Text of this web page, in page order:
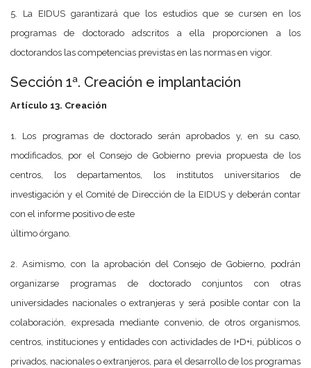
5. La EIDUS garantizará que los estudios que se cursen en los
programas de doctorado adscritos a ella proporcionen a los
doctorandos las competencias previstas en las normas en vigor.
Sección 1ª. Creación e implantación
Artículo 13. Creación
1. Los programas de doctorado serán aprobados y, en su caso,
modificados, por el Consejo de Gobierno previa propuesta de los
centros, los departamentos, los institutos universitarios de
investigación y el Comité de Dirección de la EIDUS y deberán contar
con el informe positivo de este
último órgano.
2. Asimismo, con la aprobación del Consejo de Gobierno, podrán
organizarse programas de doctorado conjuntos con otras
universidades nacionales o extranjeras y será posible contar con la
colaboración, expresada mediante convenio, de otros organismos,
centros, instituciones y entidades con actividades de I+D+i, públicos o
privados, nacionales o extranjeros, para el desarrollo de los programas